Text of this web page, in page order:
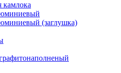
камлока
(заглушка)